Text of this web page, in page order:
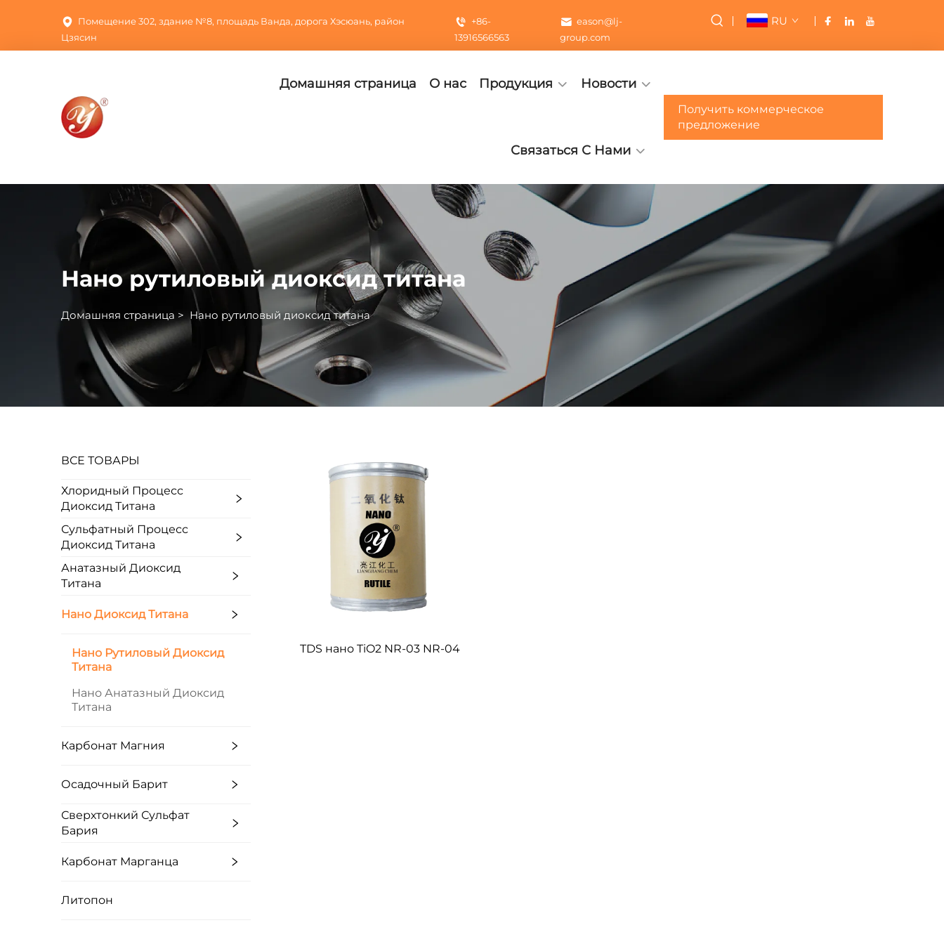
Помещение 302, здание №8, площадь Ванда, дорога Хэсюань, район
Цзясин
+86-
13916566563
eason@lj-
group.com
RU
Домашняя страница О нас Продукция Новости
Связаться С Нами
Получить коммерческое
предложение
Нано рутиловый диоксид титана
Домашняя страница > Нано рутиловый диоксид титана
ВСЕ ТОВАРЫ
Хлоридный Процесс
Диоксид Титана
Сульфатный Процесс
Диоксид Титана
Анатазный Диоксид
Титана
Нано Диоксид Титана
Нано Рутиловый Диоксид
Титана
Нано Анатазный Диоксид
Титана
Карбонат Магния
Осадочный Барит
Сверхтонкий Сульфат
Бария
Карбонат Марганца
Литопон
TDS нано TiO2 NR-03 NR-04